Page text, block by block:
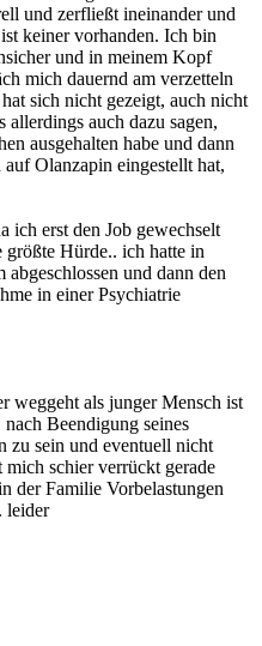
und zerfließt ineinander und
keiner vorhanden. Ich bin
und in meinem Kopf
mich dauernd am verzetteln
sich nicht gezeigt, auch nicht
allerdings auch dazu sagen,
ausgehalten habe und dann
Olanzapin eingestellt hat,
ich erst den Job gewechselt
größte Hürde.. ich hatte in
und dann den
in einer Psychiatrie
weggeht als junger Mensch ist
Beendigung seines
zu sein und eventuell nicht
mich schier verrückt gerade
der Familie Vorbelastungen
leider